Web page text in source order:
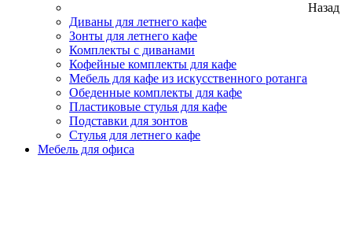
Назад
Диваны для летнего кафе
Зонты для летнего кафе
Комплекты с диванами
Кофейные комплекты для кафе
Мебель для кафе из искусственного ротанга
Обеденные комплекты для кафе
Пластиковые стулья для кафе
Подставки для зонтов
Стулья для летнего кафе
Мебель для офиса